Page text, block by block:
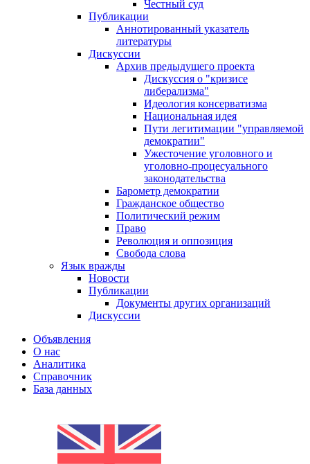
Честный суд
Публикации
Аннотированный указатель
литературы
Дискуссии
Архив предыдущего проекта
Дискуссия о "кризисе
либерализма"
Идеология консерватизма
Национальная идея
Пути легитимации "управляемой
демократии"
Ужесточение уголовного и
уголовно-процесуального
законодательства
Барометр демократии
Гражданское общество
Политический режим
Право
Революция и оппозиция
Свобода слова
Язык вражды
Новости
Публикации
Документы других организаций
Дискуссии
Объявления
О нас
Аналитика
Справочник
База данных